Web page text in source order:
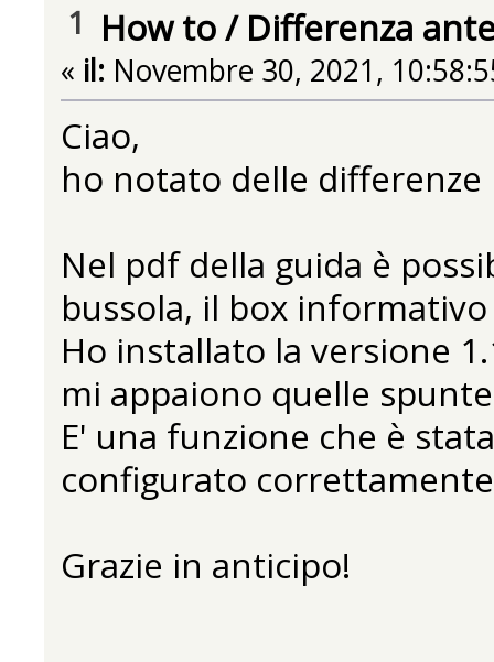
1 How to/ Differenza
« il: Novembre 30, 2021,
Ciao,
ho notato delle
Nel pdf della guida è
bussola, il box informativo
Ho installato la versione
mi appaiono quelle
E' una funzione che è
configurato
Grazie in anticipo!